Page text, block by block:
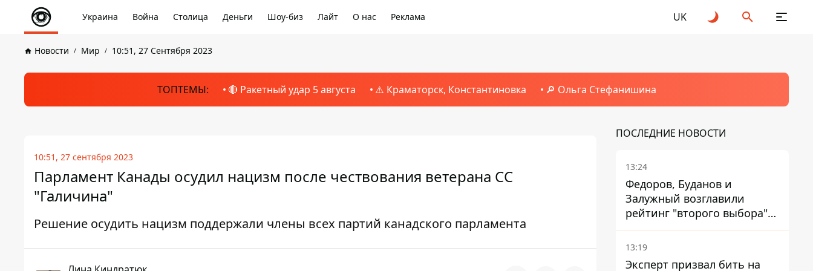
Украина Война Столица Деньги Шоу-биз Лайт О нас Реклама UK
Новости Мир 10:51, 27 Сентября 2023
ТОПТЕМЫ: 🔴 Ракетный удар 5 августа ⚠️ Краматорск, Константиновка 🔎 Ольга Стефанишина
10:51, 27 сентября 2023
Парламент Канады осудил нацизм после чествования ветерана СС
"Галичина"
Решение осудить нацизм поддержали члены всех партий канадского парламента
ПОСЛЕДНИЕ НОВОСТИ
13:24
Федоров, Буданов и
Залужный возглавили
рейтинг "второго выбора"
украинцев - опрос показал
альтернативные симпатии
13:19
Эксперт призвал бить на